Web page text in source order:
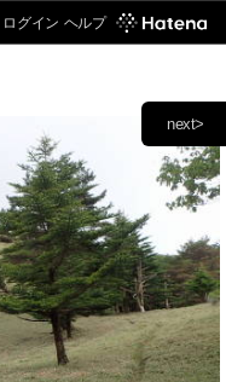
ログイン ヘルプ
next>